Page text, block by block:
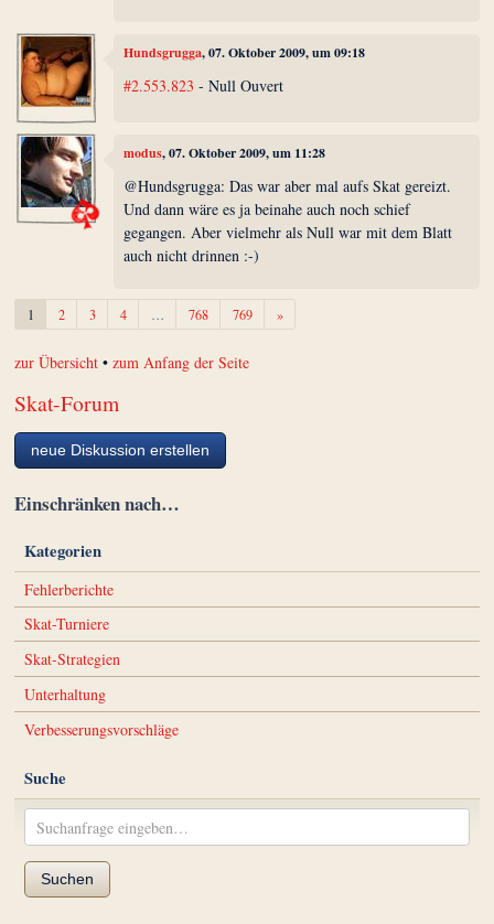
Hundsgrugga, 07. Oktober 2009, um 09:18
#2.553.823 - Null Ouvert
modus, 07. Oktober 2009, um 11:28
@Hundsgrugga: Das war aber mal aufs Skat gereizt.
Und dann wäre es ja beinahe auch noch schief
gegangen. Aber vielmehr als Null war mit dem Blatt
auch nicht drinnen :-)
1 2 3 4 … 768 769 »Weiter
zur Übersicht •zum Anfang der Seite
Skat-Forum
neue Diskussion erstellen
Einschränken nach…
Kategorien
Fehlerberichte
Skat-Turniere
Skat-Strategien
Unterhaltung
Verbesserungsvorschläge
Suche
Suchen